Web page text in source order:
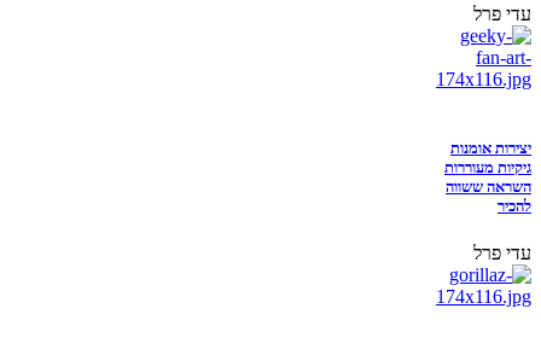
עדי פרל
יצירות אומנות
גיקיות מעוררות
השראה ששווה
להכיר
עדי פרל